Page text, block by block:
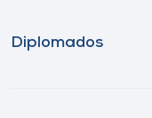
Diplomados